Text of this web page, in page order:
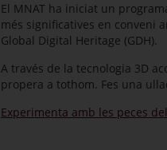
El MNAT ha iniciat un
més significatives en conveni
Global Digital Heritage (GDH).
A través de la tecnologia 3D
propera a tothom. Fes una
Experimenta amb les peces